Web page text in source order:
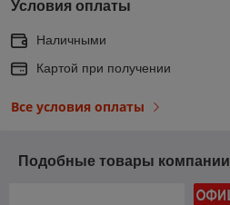
Условия оплаты
Наличными
Картой при получении
Все условия оплаты
Подобные товары компании